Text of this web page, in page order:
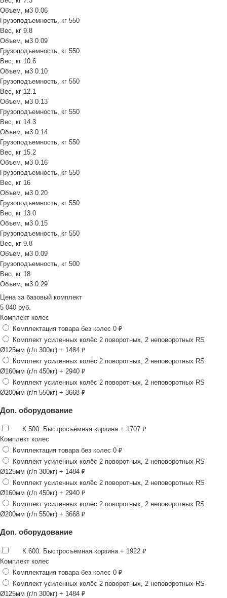
Объем, м3 0.06
Грузоподъемность, кг 550
Вес, кг 9.8
Объем, м3 0.09
Грузоподъемность, кг 550
Вес, кг 10.6
Объем, м3 0.10
Грузоподъемность, кг 550
Вес, кг 12.1
Объем, м3 0.13
Грузоподъемность, кг 550
Вес, кг 14.3
Объем, м3 0.14
Грузоподъемность, кг 550
Вес, кг 15.2
Объем, м3 0.16
Грузоподъемность, кг 550
Вес, кг 16
Объем, м3 0.20
Грузоподъемность, кг 550
Вес, кг 13.0
Объем, м3 0.15
Грузоподъемность, кг 550
Вес, кг 9.8
Объем, м3 0.09
Грузоподъемность, кг 500
Вес, кг 18
Объем, м3 0.29
Цена за базовый комплект
5 040 руб.
Комплект колес
Комплектация товара без колес 0 ₽
Комплект усиленных колёс 2 поворотных, 2 неповоротных RS
Ø125мм (г/п 300кг) + 1484 ₽
Комплект усиленных колёс 2 поворотных, 2 неповоротных RS
Ø160мм (г/п 450кг) + 2940 ₽
Комплект усиленных колёс 2 поворотных, 2 неповоротных RS
Ø200мм (г/п 550кг) + 3668 ₽
Доп. оборудование
К 500. Быстросъёмная корзина + 1707 ₽
Комплект колес
Комплектация товара без колес 0 ₽
Комплект усиленных колёс 2 поворотных, 2 неповоротных RS
Ø125мм (г/п 300кг) + 1484 ₽
Комплект усиленных колёс 2 поворотных, 2 неповоротных RS
Ø160мм (г/п 450кг) + 2940 ₽
Комплект усиленных колёс 2 поворотных, 2 неповоротных RS
Ø200мм (г/п 550кг) + 3668 ₽
Доп. оборудование
К 600. Быстросъёмная корзина + 1922 ₽
Комплект колес
Комплектация товара без колес 0 ₽
Комплект усиленных колёс 2 поворотных, 2 неповоротных RS
Ø125мм (г/п 300кг) + 1484 ₽